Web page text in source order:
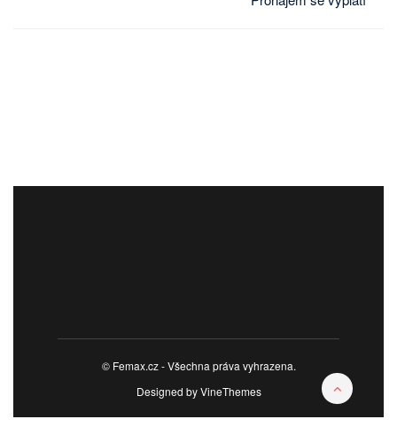
© Femax.cz - Všechna práva vyhrazena.
Designed byVineThemes